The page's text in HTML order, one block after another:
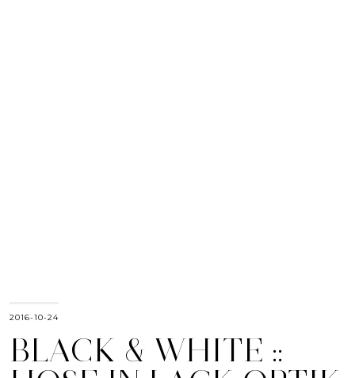
2016-10-24
BLACK & WHITE ::